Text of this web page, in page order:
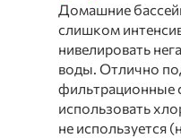
Домашние
слишком
нивелировать
воды. Отлично
фильтрационные
использовать
не используется